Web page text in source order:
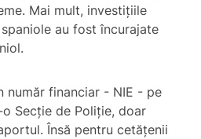
Mai mult, investițiile
au fost încurajate
număr financiar - NIE - pe
Secție de Poliție, doar
Însă pentru cetățenii